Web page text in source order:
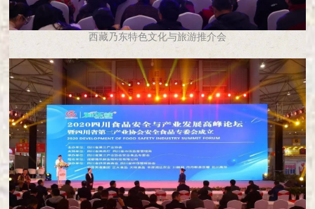
西藏乃东特色文化与旅游推介会